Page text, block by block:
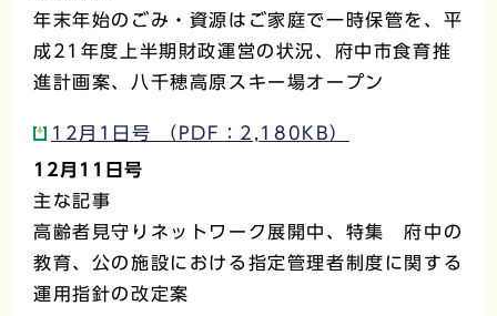
年末年始のごみ・資源はご家庭で一時保管を、平
成21年度上半期財政運営の状況、府中市食育推
進計画案、八千穂高原スキー場オープン
12月1日号 （PDF：2,180KB）
12月11日号
主な記事
高齢者見守りネットワーク展開中、特集 府中の
教育、公の施設における指定管理者制度に関する
運用指針の改定案